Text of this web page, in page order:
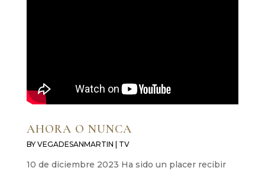
AHORA O NUNCA
BY VEGADESANMARTIN | TV
10 de diciembre 2023 Ha sido un placer recibir